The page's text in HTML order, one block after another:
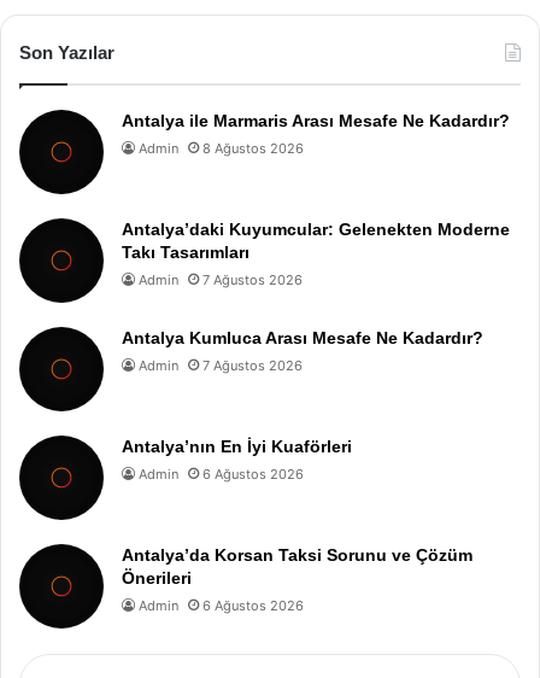
Son Yazılar
Antalya ile Marmaris Arası Mesafe Ne Kadardır?
Admin 8 Ağustos 2026
Antalya’daki Kuyumcular: Gelenekten Moderne
Takı Tasarımları
Admin 7 Ağustos 2026
Antalya Kumluca Arası Mesafe Ne Kadardır?
Admin 7 Ağustos 2026
Antalya’nın En İyi Kuaförleri
Admin 6 Ağustos 2026
Antalya’da Korsan Taksi Sorunu ve Çözüm
Önerileri
Admin 6 Ağustos 2026